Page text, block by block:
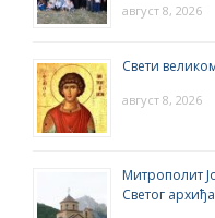
август 8, 2026
Свети
август 8, 2026
Митрополит
Светог